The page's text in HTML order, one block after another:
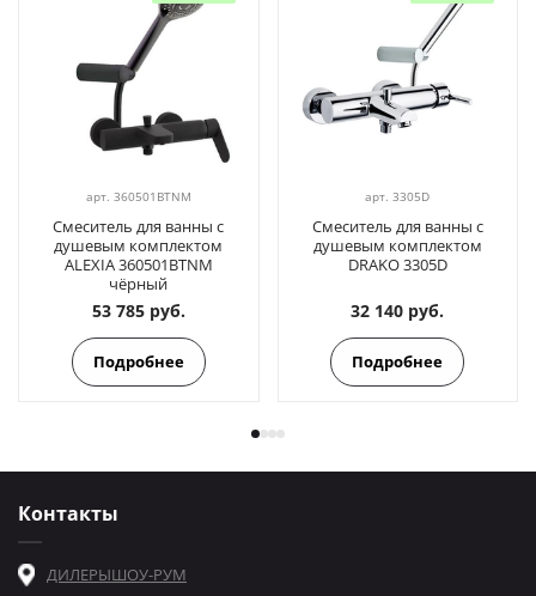
арт. 360501BTNM
Смеситель для ванны с
душевым комплектом
ALEXIA 360501BTNM
чёрный
53 785 руб.
Подробнее
арт.3305D
Смеситель для ванны с
душевым комплектом
DRAKO 3305D
32 140 руб.
Подробнее
Контакты
ДИЛЕРЫШОУ-РУМ